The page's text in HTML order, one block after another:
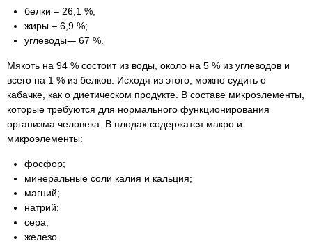
белки – 26,1 %;
жиры – 6,9 %;
углеводы-– 67 %.
Мякоть на 94 % состоит из воды, около на 5 % из углеводов и
всего на 1 % из белков. Исходя из этого, можно судить о
кабачке, как о диетическом продукте. В составе микроэлементы,
которые требуются для нормального функционирования
организма человека. В плодах содержатся макро и
микроэлементы:
фосфор;
минеральные соли калия и кальция;
магний;
натрий;
сера;
железо.